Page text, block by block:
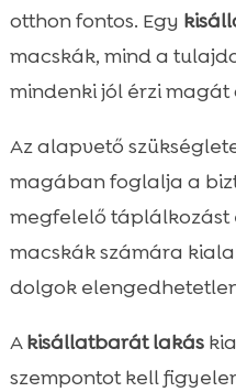
otthon fontos. Egy
macskák, mind a
mindenki jól érzi magát
Az alapvető
magában foglalja a
megfelelő táplálkozást
macskák számára
dolgok
Akisállatbarát lakás
szempontot kell